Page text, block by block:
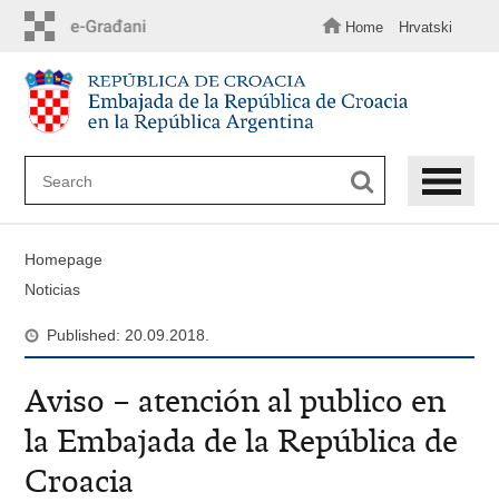
content
Home Hrvatski
Homepage
Noticias
Published: 20.09.2018.
Aviso – atención al publico en
la Embajada de la República de
Croacia